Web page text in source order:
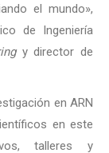
el mundo»,
de Ingeniería
y director de
en ARN
en este
talleres y